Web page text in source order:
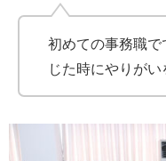
初めての事務職
じた時にやりがい